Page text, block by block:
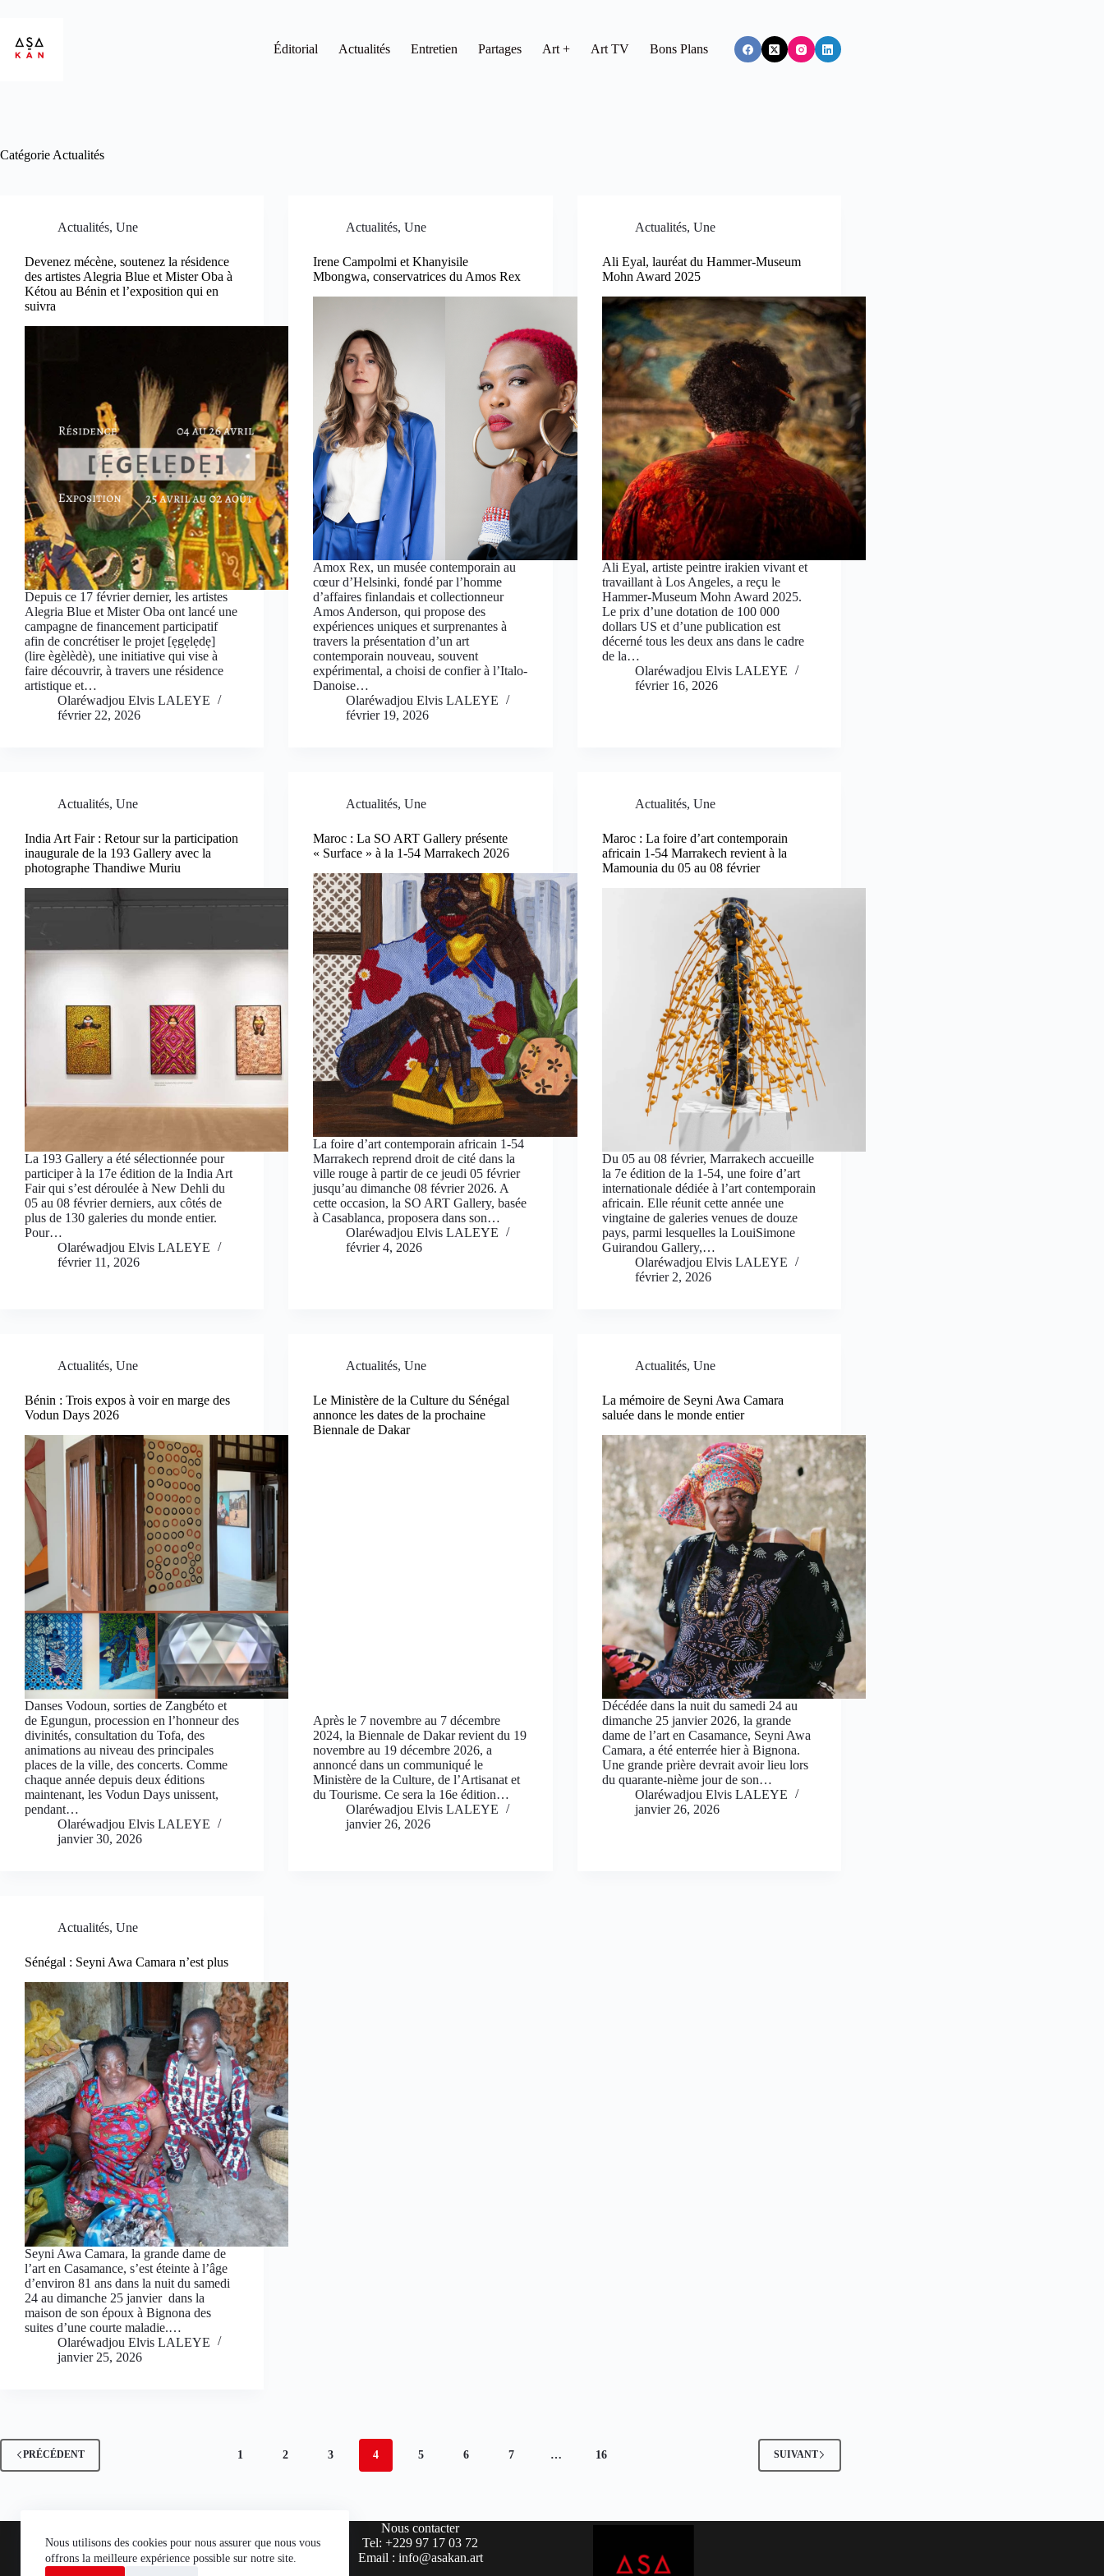
Nous utilisons des cookies pour nous assurer que nous vous
offrons la meilleure expérience possible sur notre site.
Éditorial Actualités Entretien Partages Art + Art TV Bons Plans
Catégorie Actualités
Actualités, Une
Devenez mécène, soutenez la résidence
des artistes Alegria Blue et Mister Oba à
Kétou au Bénin et l’exposition qui en
suivra
Depuis ce 17 février dernier, les artistes
Alegria Blue et Mister Oba ont lancé une
campagne de financement participatif
afin de concrétiser le projet [ẹgẹlẹdẹ]
(lire ègèlèdè), une initiative qui vise à
faire découvrir, à travers une résidence
artistique et…
Olaréwadjou Elvis LALEYE
février 22, 2026
Actualités,Une
Irene Campolmi et Khanyisile
Mbongwa, conservatrices du Amos Rex
Amox Rex, un musée contemporain au
cœur d’Helsinki, fondé par l’homme
d’affaires finlandais et collectionneur
Amos Anderson, qui propose des
expériences uniques et surprenantes à
travers la présentation d’un art
contemporain nouveau, souvent
expérimental, a choisi de confier à l’Italo-
Danoise…
Olaréwadjou Elvis LALEYE
février 19, 2026
Actualités, Une
Ali Eyal, lauréat du Hammer-Museum
Mohn Award 2025
Ali Eyal, artiste peintre irakien vivant et
travaillant à Los Angeles, a reçu le
Hammer-Museum Mohn Award 2025.
Le prix d’une dotation de 100 000
dollars US et d’une publication est
décerné tous les deux ans dans le cadre
de la…
Olaréwadjou Elvis LALEYE
février 16, 2026
Actualités, Une
India Art Fair : Retour sur la participation
inaugurale de la 193 Gallery avec la
photographe Thandiwe Muriu
La 193 Gallery a été sélectionnée pour
participer à la 17e édition de la India Art
Fair qui s’est déroulée à New Dehli du
05 au 08 février derniers, aux côtés de
plus de 130 galeries du monde entier.
Pour…
Olaréwadjou Elvis LALEYE
février 11, 2026
Actualités,Une
Maroc : La SO ART Gallery présente
« Surface » à la 1-54 Marrakech 2026
La foire d’art contemporain africain 1-54
Marrakech reprend droit de cité dans la
ville rouge à partir de ce jeudi 05 février
jusqu’au dimanche 08 février 2026. A
cette occasion, la SO ART Gallery, basée
à Casablanca, proposera dans son…
Olaréwadjou Elvis LALEYE
février 4, 2026
Actualités, Une
Maroc : La foire d’art contemporain
africain 1-54 Marrakech revient à la
Mamounia du 05 au 08 février
Du 05 au 08 février, Marrakech accueille
la 7e édition de la 1-54, une foire d’art
internationale dédiée à l’art contemporain
africain. Elle réunit cette année une
vingtaine de galeries venues de douze
pays, parmi lesquelles la LouiSimone
Guirandou Gallery,…
Olaréwadjou Elvis LALEYE
février 2, 2026
Actualités, Une
Bénin : Trois expos à voir en marge des
Vodun Days 2026
Danses Vodoun, sorties de Zangbéto et
de Egungun, procession en l’honneur des
divinités, consultation du Tofa, des
animations au niveau des principales
places de la ville, des concerts. Comme
chaque année depuis deux éditions
maintenant, les Vodun Days unissent,
pendant…
Olaréwadjou Elvis LALEYE
janvier 30, 2026
Actualités,Une
Le Ministère de la Culture du Sénégal
annonce les dates de la prochaine
Biennale de Dakar
Après le 7 novembre au 7 décembre
2024, la Biennale de Dakar revient du 19
novembre au 19 décembre 2026, a
annoncé dans un communiqué le
Ministère de la Culture, de l’Artisanat et
du Tourisme. Ce sera la 16e édition…
Olaréwadjou Elvis LALEYE
janvier 26, 2026
Actualités, Une
La mémoire de Seyni Awa Camara
saluée dans le monde entier
Décédée dans la nuit du samedi 24 au
dimanche 25 janvier 2026, la grande
dame de l’art en Casamance, Seyni Awa
Camara, a été enterrée hier à Bignona.
Une grande prière devrait avoir lieu lors
du quarante-nième jour de son…
Olaréwadjou Elvis LALEYE
janvier 26, 2026
Actualités, Une
Sénégal : Seyni Awa Camara n’est plus
Seyni Awa Camara, la grande dame de
l’art en Casamance, s’est éteinte à l’âge
d’environ 81 ans dans la nuit du samedi
24 au dimanche 25 janvier dans la
maison de son époux à Bignona des
suites d’une courte maladie.…
Olaréwadjou Elvis LALEYE
janvier 25, 2026
PRÉCÉDENT 1 2 3 4 5 6 7 … 16 SUIVANT
Annuaire
Boutique
Nous contacter
Tel: +229 97 17 03 72
Email : info@asakan.art